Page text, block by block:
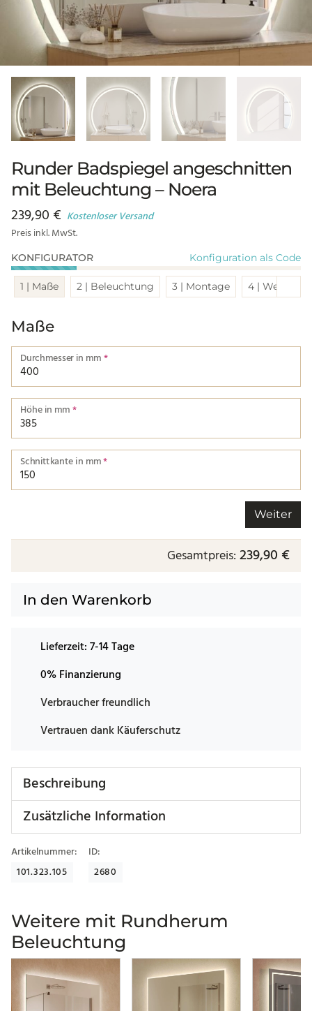
Runder Badspiegel angeschnitten
mit Beleuchtung – Noera
239,90 € Kostenloser Versand
Preis inkl. MwSt.
KONFIGURATOR Konfiguration als Code
1 | Maße 2 | Beleuchtung 3 | Montage 4 | Weitere
Maße
Durchmesser in mm*
Durchmesser von einer Kante bis zur nächsten.
Höhe in mm*
Höhe der Schnittkante.
Schnittkante in mm*
Weiter
Gesamtpreis: 239,90 €
In den Warenkorb
Lieferzeit:7-14 Tage
0% Finanzierung
Verbraucher freundlich
Vertrauen dank Käuferschutz
Beschreibung
Zusätzliche Information
Artikelnummer:
101.323.105
ID:
2680
Weitere mit Rundherum
Beleuchtung